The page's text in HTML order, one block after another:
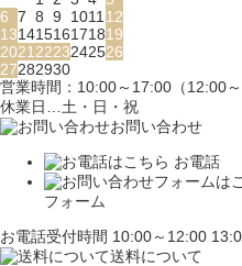
6 7 8 9 1011 12
13141516171819
2021 2223242526
27282930
営業時間：10:00～17:00（12:00～
休業日…土・日・祝
お問い合わせ
お電話
フォーム
お電話受付時間 10:00～12:00
送料について